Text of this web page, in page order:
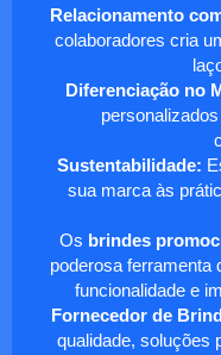
Relacionamento
colaboradores cria
Diferenciação no
Sustentabilidade:
sua marca às
Os brindes
poderosa ferramenta
funcionalidade e
Fornecedor de
qualidade, soluções